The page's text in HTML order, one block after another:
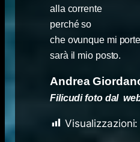
alla corrente
perché so
che ovunque mi
sarà il mio posto.
Andrea
Filicudi foto dal
Visualizzazioni: